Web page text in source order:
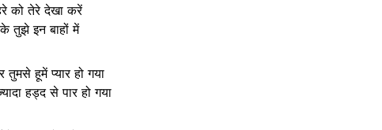
को तेरे देखा करें
तुझे इन बाहों में
हूमें प्यार हो गया
हड्द से पार हो गया